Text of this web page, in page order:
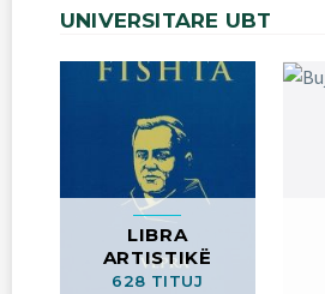
UNIVERSITARE UBT
LIBRA
ARTISTIKË
628 TITUJ